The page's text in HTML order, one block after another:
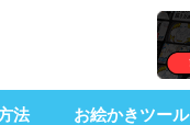
法 お絵かきツール